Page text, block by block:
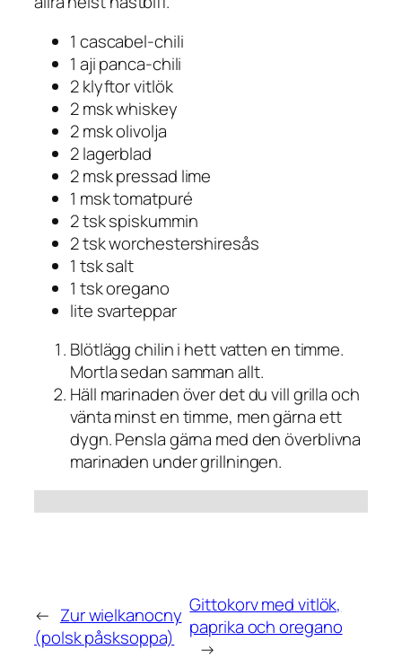
1 cascabel-chili
1 aji panca-chili
2 klyftor vitlök
2 msk whiskey
2 msk olivolja
2 lagerblad
2 msk pressad lime
1 msk tomatpuré
2 tsk spiskummin
2 tsk worchestershiresås
1 tsk salt
1 tsk oregano
lite svarteppar
Blötlägg chilin i hett vatten en timme.
Mortla sedan samman allt.
Häll marinaden över det du vill grilla och
vänta minst en timme, men gärna ett
dygn. Pensla gärna med den överblivna
marinaden under grillningen.
← Zur wielkanocny
(polsk påsksoppa)
Gittokorv med vitlök,
paprika och oregano
→